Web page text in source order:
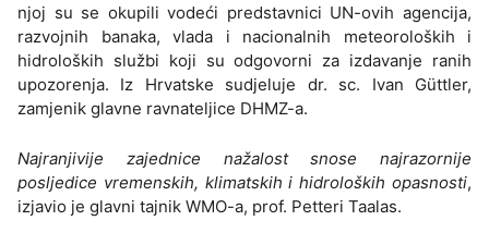
njoj su se okupili vodeći predstavnici UN-ovih agencija,
razvojnih banaka, vlada i nacionalnih meteoroloških i
hidroloških službi koji su odgovorni za izdavanje ranih
upozorenja. Iz Hrvatske sudjeluje dr. sc. Ivan Güttler,
zamjenik glavne ravnateljice DHMZ-a.
Najranjivije zajednice nažalost snose najrazornije
posljedice vremenskih, klimatskih i hidroloških opasnosti,
izjavio je glavni tajnik WMO-a, prof. Petteri Taalas.